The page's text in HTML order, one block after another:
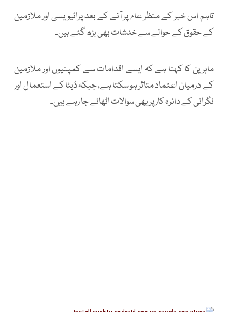
تاہم اس خبر کے منظر عام پر آنے کے بعد پرائیویسی اور ملازمین
کے حقوق کے حوالے سے خدشات بھی بڑھ گئے ہیں۔
ماہرین کا کہنا ہے کہ ایسے اقدامات سے کمپنیوں اور ملازمین
کے درمیان اعتماد متاثر ہو سکتا ہے، جبکہ ڈیٹا کے استعمال اور
نگرانی کے دائرہ کار پر بھی سوالات اٹھائے جا رہے ہیں۔